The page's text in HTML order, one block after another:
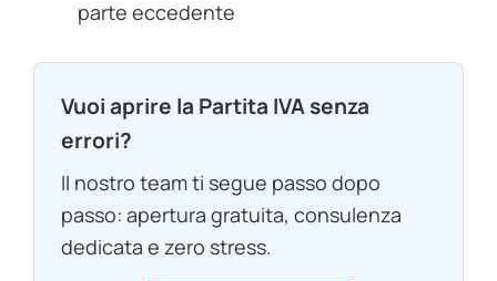
parte eccedente
Vuoi aprire la Partita IVA senza
errori?
Il nostro team ti segue passo dopo
passo: apertura gratuita, consulenza
dedicata e zero stress.